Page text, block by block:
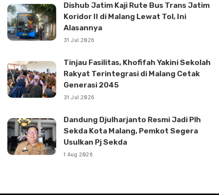
Dishub Jatim Kaji Rute Bus Trans Jatim
Koridor II di Malang Lewat Tol, Ini
Alasannya
31 Jul 2026
Tinjau Fasilitas, Khofifah Yakini Sekolah
Rakyat Terintegrasi di Malang Cetak
Generasi 2045
31 Jul 2026
Dandung Djulharjanto Resmi Jadi Plh
Sekda Kota Malang, Pemkot Segera
Usulkan Pj Sekda
1 Aug 2026